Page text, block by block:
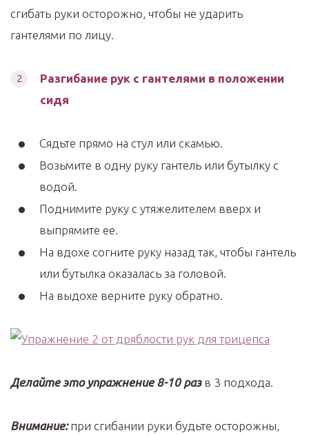
сгибать руки осторожно, чтобы не ударить
гантелями по лицу.
Разгибание рук с гантелями в положении
сидя
Сядьте прямо на стул или скамью.
Возьмите в одну руку гантель или бутылку с
водой.
Поднимите руку с утяжелителем вверх и
выпрямите ее.
На вдохе согните руку назад так, чтобы гантель
или бутылка оказалась за головой.
На выдохе верните руку обратно.
Делайте это упражнение 8-10 разв 3 подхода.
Внимание: при сгибании руки будьте осторожны,